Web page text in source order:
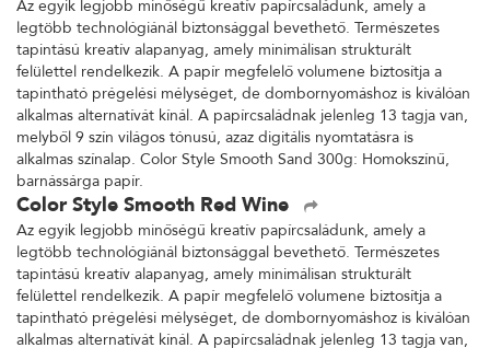
Az egyik legjobb minőségű kreatív papírcsaládunk, amely a
legtöbb technológiánál biztonsággal bevethető. Természetes
tapintású kreatív alapanyag, amely minimálisan strukturált
felülettel rendelkezik. A papír megfelelő volumene biztosítja a
tapintható prégelési mélységet, de dombornyomáshoz is kiválóan
alkalmas alternatívát kínál. A papírcsaládnak jelenleg 13 tagja van,
melyből 9 szín világos tónusú, azaz digitális nyomtatásra is
alkalmas színalap. Color Style Smooth Sand 300g: Homokszínű,
barnássárga papír.
Color Style Smooth Red Wine
Az egyik legjobb minőségű kreatív papírcsaládunk, amely a
legtöbb technológiánál biztonsággal bevethető. Természetes
tapintású kreatív alapanyag, amely minimálisan strukturált
felülettel rendelkezik. A papír megfelelő volumene biztosítja a
tapintható prégelési mélységet, de dombornyomáshoz is kiválóan
alkalmas alternatívát kínál. A papírcsaládnak jelenleg 13 tagja van,